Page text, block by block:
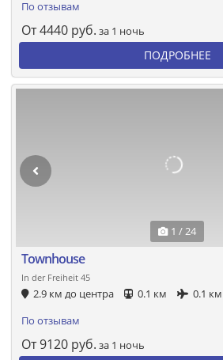
По отзывам
От4440 руб. за 1 ночь
ПОДРОБНЕЕ
1 / 24
Townhouse
In der Freiheit 45
2.9 км до центра 0.1 км
0.1 км
По отзывам
От9120 руб. за 1 ночь